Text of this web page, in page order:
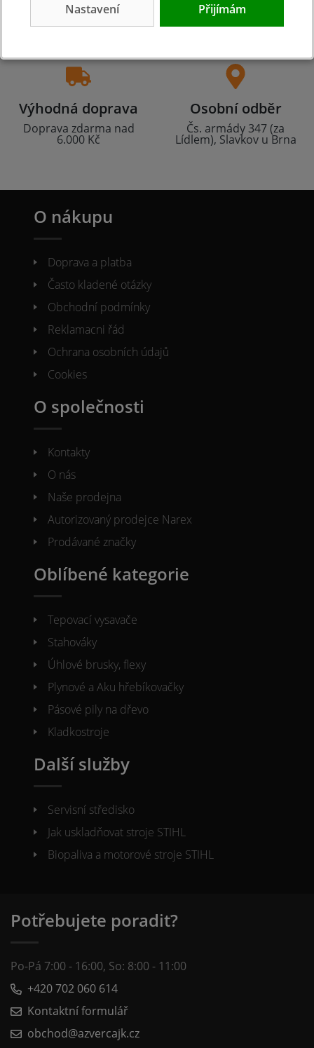
23 let na trhu Zázemí kamenné
prodejny
Výhodná doprava
Doprava zdarma nad
6.000 Kč
Osobní odběr
Čs. armády 347 (za
Lídlem), Slavkov u Brna
O nákupu
Doprava a platba
Často kladené otázky
Obchodní podmínky
Reklamacni řád
Ochrana osobních údajů
Cookies
O společnosti
Kontakty
O nás
Naše prodejna
Autorizovaný prodejce Narex
Prodávané značky
Oblíbené kategorie
Tepovací vysavače
Stahováky
Úhlové brusky, flexy
Plynové a Aku hřebíkovačky
Pásové pily na dřevo
Kladkostroje
Další služby
Servisní středisko
Jak uskladňovat stroje STIHL
Biopaliva a motorové stroje STIHL
Potřebujete poradit?
Po-Pá 7:00 - 16:00, So: 8:00 - 11:00
+420 702 060 614
Kontaktní formulář
obchod@azvercajk.cz
Nastavení Přijímám